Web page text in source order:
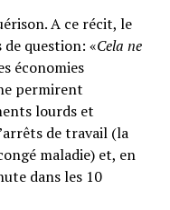
A ce récit, le
de question: «Cela ne
économies
permirent
lourds et
de travail (la
maladie) et, en
dans les 10